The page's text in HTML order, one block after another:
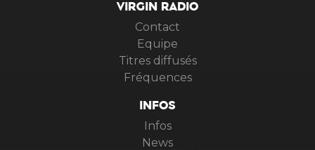
VIRGIN RADIO
Contact
Equipe
Titres diffusés
Fréquences
INFOS
Infos
News